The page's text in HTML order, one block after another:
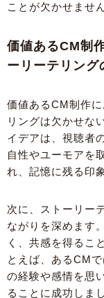
ことが欠かせません
価値あるCM制
ーリーテリング
価値あるCM制作
リングは欠かせな
イデアは、視聴者
自性やユーモアを
れ、記憶に残る印
次に、ストーリー
ながりを深めます
く、共感を得るこ
とえば、あるCM
の経験や感情を思
ることに成功しま